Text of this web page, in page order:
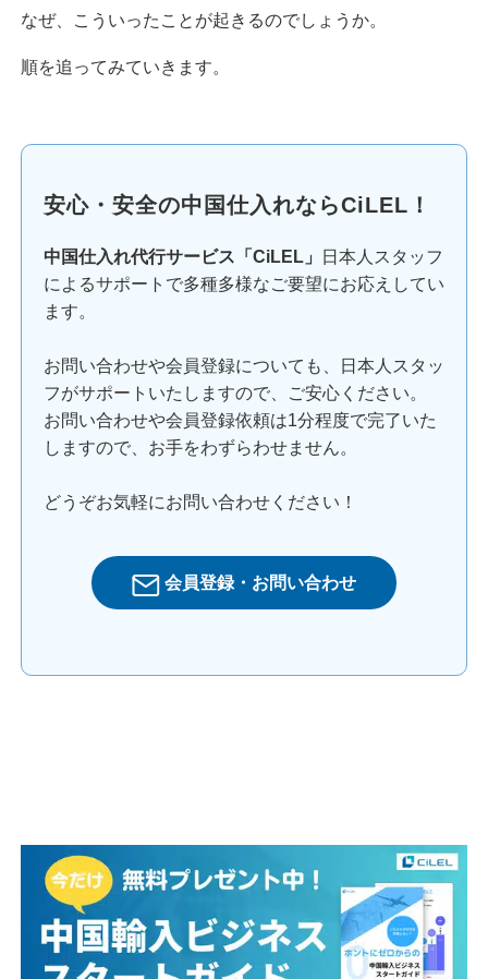
なぜ、こういったことが起きるのでしょうか。
順を追ってみていきます。
安心・安全の中国仕入れならCiLEL！
中国仕入れ代行サービス「CiLEL」
日本人スタッフ
によるサポートで多種多様なご要望にお応えしてい
ます。
お問い合わせや会員登録についても、日本人スタッ
フがサポートいたしますので、ご安心ください。
お問い合わせや会員登録依頼は1分程度で完了いた
しますので、お手をわずらわせません。
どうぞお気軽にお問い合わせください！
会員登録・お問い合わせ